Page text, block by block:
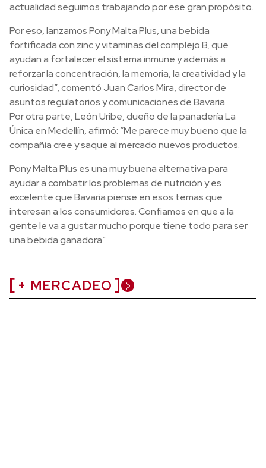
actualidad seguimos trabajando por ese gran propósito.
Por eso, lanzamos Pony Malta Plus, una bebida
fortificada con zinc y vitaminas del complejo B, que
ayudan a fortalecer el sistema inmune y además a
reforzar la concentración, la memoria, la creatividad y la
curiosidad”, comentó Juan Carlos Mira, director de
asuntos regulatorios y comunicaciones de Bavaria.
Por otra parte, León Uribe, dueño de la panadería La
Única en Medellín, afirmó: “Me parece muy bueno que la
compañía cree y saque al mercado nuevos productos.
Pony Malta Plus es una muy buena alternativa para
ayudar a combatir los problemas de nutrición y es
excelente que Bavaria piense en esos temas que
interesan a los consumidores. Confiamos en que a la
gente le va a gustar mucho porque tiene todo para ser
una bebida ganadora”.
+ MERCADEO